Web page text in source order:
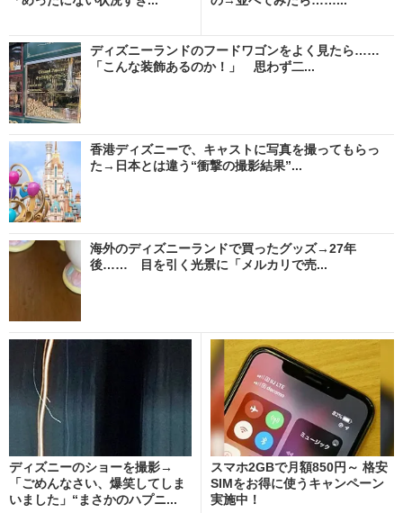
ディズニーランドのフードワゴンをよく見たら……
「こんな装飾あるのか！」 思わず二...
香港ディズニーで、キャストに写真を撮ってもらっ
た→日本とは違う“衝撃の撮影結果”...
海外のディズニーランドで買ったグッズ→27年
後…… 目を引く光景に「メルカリで売...
ディズニーのショーを撮影→
「ごめんなさい、爆笑してしま
いました」“まさかのハプニ...
スマホ2GBで月額850円～ 格安
SIMをお得に使うキャンペーン
実施中！